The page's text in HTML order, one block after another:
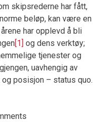
skipsrederne har fått,
beløp, kan være en
har opplevd å bli
[1] og dens verktøy;
tjenester og
uavhengig av
posisjon – status quo.